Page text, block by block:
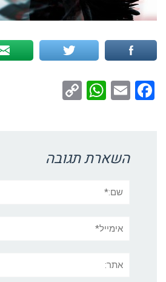
Facebook
Email
WhatsApp
השארת תגובה